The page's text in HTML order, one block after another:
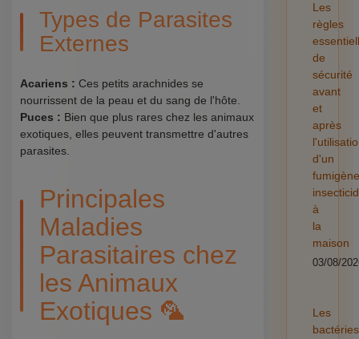
Types de Parasites
Externes
Acariens : Ces petits arachnides se
nourrissent de la peau et du sang de l'hôte.
Puces : Bien que plus rares chez les animaux
exotiques, elles peuvent transmettre d'autres
parasites.
Principales
Maladies
Parasitaires chez
les Animaux
Exotiques 🦜
Les
règles
de
sécurité
avant
et
après
d'un
fumigène
à
la
maison
03/08/
Les
bactéries